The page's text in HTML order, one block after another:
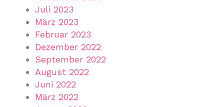
Juli 2023
März 2023
Februar 2023
Dezember 2022
September 2022
August 2022
Juni 2022
März 2022